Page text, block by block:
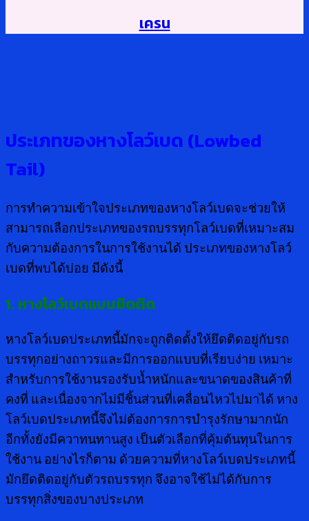
เครน
ประเภทของหางโลว์เบด (Lowbed
Tail)
การทำความเข้าใจประเภทของหางโลว์เบดจะช่วยให้
สามารถเลือกประเภทของรถบรรทุกโลว์เบดที่เหมาะสม
กับความต้องการในการใช้งานได้ ประเภทของหางโลว์
เบดที่พบได้บ่อย มีดังนี้
1. หางโลว์เบดแบบยึดติด
หางโลว์เบดประเภทนี้มักจะถูกติดตั้งให้ยึดติดอยู่กับรถ
บรรทุกอย่างถาวรและมีการออกแบบที่เรียบง่าย เหมาะ
สำหรับการใช้งานรองรับน้ำหนักและขนาดของสินค้าที่
คงที่ และเนื่องจากไม่มีชิ้นส่วนที่เคลื่อนไหวไปมาได้ หาง
โลว์เบดประเภทนี้จึงไม่ต้องการการบำรุงรักษามากนัก
อีกทั้งยังมีควาทนทานสูง เป็นตัวเลือกที่คุ้มต้นทุนในการ
ใช้งาน อย่างไรก็ตาม ด้วยความที่หางโลว์เบดประเภทนี้
มักยึดติดอยู่กับตัวรถบรรทุก จึงอาจใช้ไม่ได้กับการ
บรรทุกสิ่งของบางประเภท